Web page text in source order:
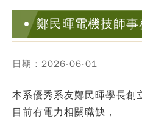
鄭民暉電機技師
日期：2026-06-01
本系優秀系友鄭民暉學長創
目前有電力相關職缺，